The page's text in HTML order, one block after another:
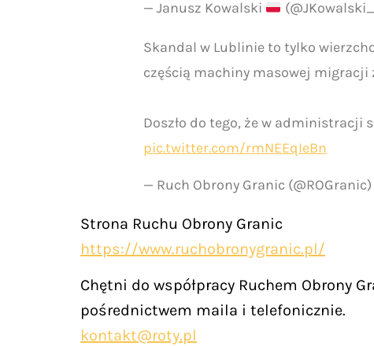
— Janusz Kowalski
Skandal w Lublinie to tylko
częścią machiny masowej migracji
Doszło do tego, że w
pic.twitter.com/rmNEEqIeBn
— Ruch Obrony Granic (@ROGranic)
Strona Ruchu Obrony Granic
https://www.ruchobronygranic.pl/
Chętni do współpracy Ruchem Obrony
pośrednictwem maila i telefonicznie.
kontakt@roty.pl